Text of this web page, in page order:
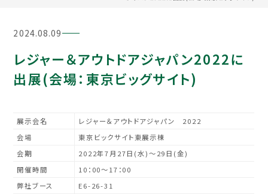
2024.08.09
レジャー＆アウトドアジャパン2022に
出展(会場：東京ビッグサイト)
展示会名
レジャー＆アウトドアジャパン 2022
会場
東京ビックサイト東展示棟
会期
2022年7月27日(水)～29日(金)
開催時間
10：00～17：00
弊社ブース
E6-26-31